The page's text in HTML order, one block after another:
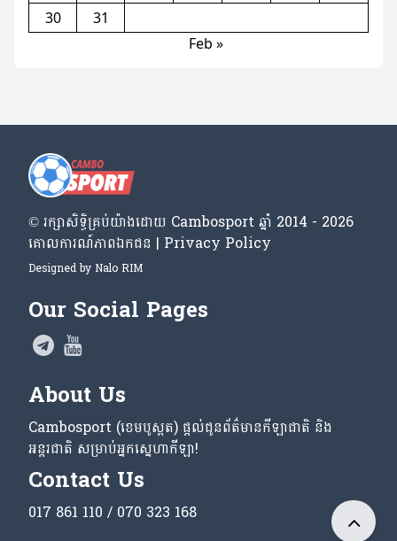
30
31
Feb »
© រក្សា​សិទ្ធិ​គ្រប់​យ៉ាង​ដោយ​ Cambosport ឆ្នាំ 2014 - 2026
គោលការណ៍​ភាព​ឯកជន | Privacy Policy
Designed by Nalo RIM
Our Social Pages
About Us
Cambosport (ខេមបូស្ពត) ផ្តល់ជូនព័ត៌មានកីឡាជាតិ និង
អន្តរជាតិ សម្រាប់អ្នកស្នេហាកីឡា!
Contact Us
017 861 110 / 070 323 168